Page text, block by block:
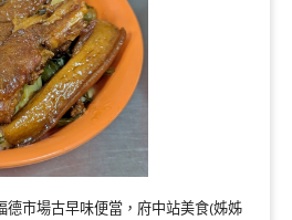
德市場古早味便當，府中站美食(姊姊